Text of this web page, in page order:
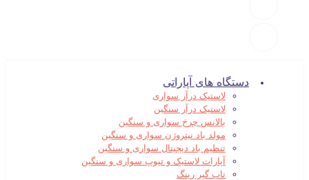
دستگاه های آپاراتی
لاستیک درآر سواری
لاستیک درآر سنگین
بالانس چرخ سواری و سنگین
مولد باد نیتروژن سواری و سنگین
تنظیم باد دیجیتال سواری و سنگین
آپارات لاستیک و تیوپ سواری و سنگین
تاب گیر رینگ